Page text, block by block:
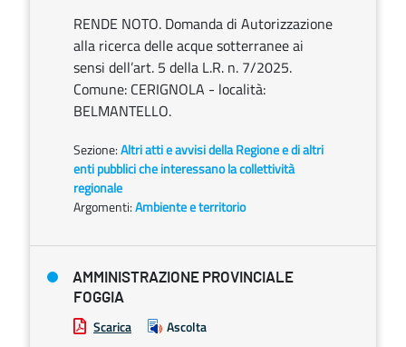
RENDE NOTO. Domanda di Autorizzazione
alla ricerca delle acque sotterranee ai
sensi dell’art. 5 della L.R. n. 7/2025.
Comune: CERIGNOLA - località:
BELMANTELLO.
Sezione:Altri atti e avvisi della Regione e di altri
enti pubblici che interessano la collettività
regionale
Argomenti:Ambiente e territorio
AMMINISTRAZIONE PROVINCIALE
FOGGIA
Scarica Ascolta